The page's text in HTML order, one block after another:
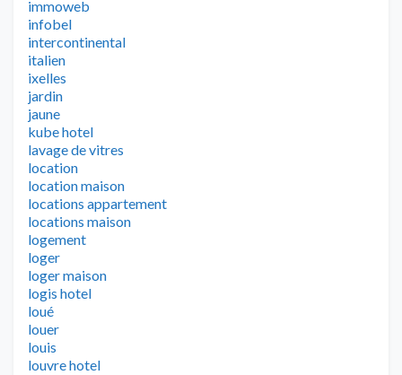
immoweb
infobel
intercontinental
italien
ixelles
jardin
jaune
kube hotel
lavage de vitres
location
location maison
locations appartement
locations maison
logement
loger
loger maison
logis hotel
loué
louer
louis
louvre hotel